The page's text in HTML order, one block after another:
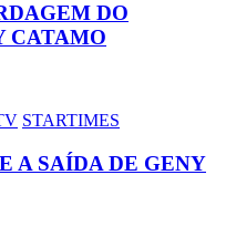
DO
CATAMO
STARTIMES
A SAÍDA DE GENY